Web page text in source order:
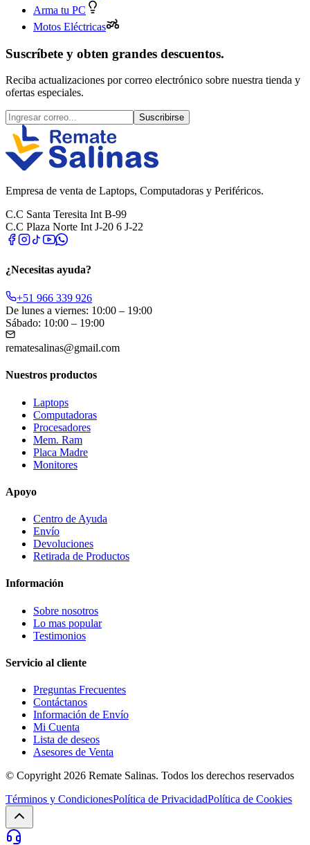
Arma tu PC
Motos Eléctricas
Suscríbete y obten grandes descuentos.
Reciba actualizaciones por correo electrónico sobre nuestra tienda y
ofertas especiales.
Suscribirse
Empresa de venta de Laptops, Computadoras y Periféricos.
C.C Santa Teresita Int B-99
C.C Plaza Norte Int J-20 6 J-22
¿Necesitas ayuda?
+51 966 339 926
De lunes a viernes: 10:00 – 19:00
Sábado: 10:00 – 19:00
rematesalinas@gmail.com
Nuestros productos
Laptops
Computadoras
Procesadores
Mem. Ram
Placa Madre
Monitores
Apoyo
Centro de Ayuda
Envío
Devoluciones
Retirada de Productos
Información
Sobre nosotros
Lo mas popular
Testimonios
Servicio al cliente
Preguntas Frecuentes
Contáctanos
Información de Envío
Mi Cuenta
Lista de deseos
Asesores de Venta
© Copyright 2026 Remate Salinas. Todos los derechos reservados
Términos y CondicionesPolítica de PrivacidadPolítica de Cookies